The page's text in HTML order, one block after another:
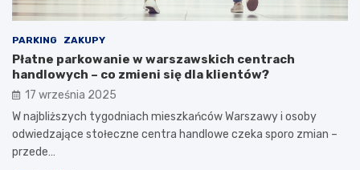
PARKING ZAKUPY
Płatne parkowanie w warszawskich centrach
handlowych – co zmieni się dla klientów?
17 września 2025
W najbliższych tygodniach mieszkańców Warszawy i osoby
odwiedzające stołeczne centra handlowe czeka sporo zmian –
przede…